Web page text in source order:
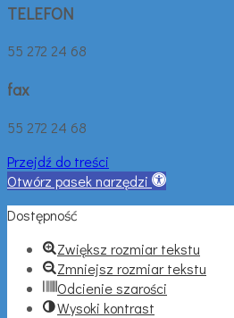
TELEFON
55 272 24 68
fax
55 272 24 68
Przejdź do treści
Otwórz pasek narzędzi
Dostępność
Zwiększ rozmiar tekstu
Zmniejsz rozmiar tekstu
Odcienie szarości
Wysoki kontrast